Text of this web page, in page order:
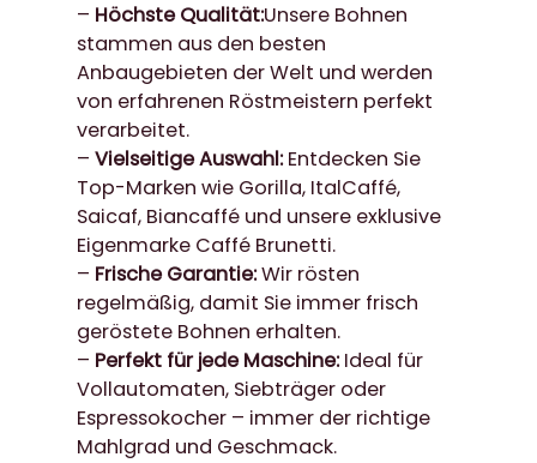
9
€
– Höchste Qualität:Unsere Bohnen
stammen aus den besten
Anbaugebieten der Welt und werden
von erfahrenen Röstmeistern perfekt
verarbeitet.
– Vielseitige Auswahl:Entdecken Sie
Top-Marken wie Gorilla, ItalCaffé,
Saicaf, Biancaffé und unsere exklusive
Eigenmarke Caffé Brunetti.
– Frische Garantie:Wir rösten
regelmäßig, damit Sie immer frisch
geröstete Bohnen erhalten.
– Perfekt für jede Maschine:Ideal für
Vollautomaten, Siebträger oder
Espressokocher – immer der richtige
Mahlgrad und Geschmack.